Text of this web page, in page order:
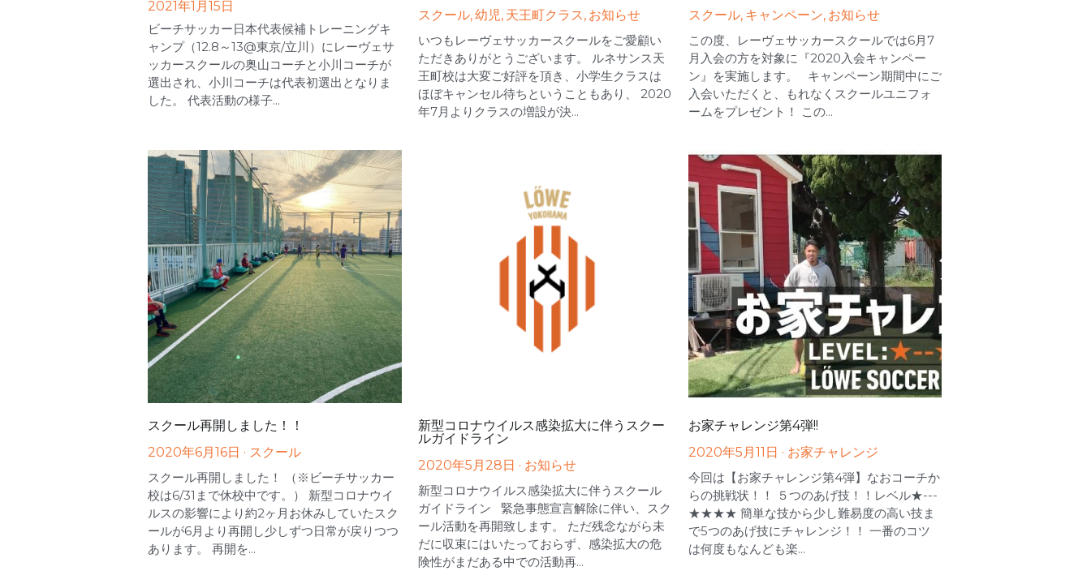
2021年1月15日
ビーチサッカー日本代表候補トレーニングキ
ャンプ（12.8～13@東京/立川）にレーヴェサ
ッカースクールの奥山コーチと小川コーチが
選出され、小川コーチは代表初選出となりま
した。 代表活動の様子...
スクール,幼児, 天王町クラス, お知らせ
いつもレーヴェサッカースクールをご愛顧い
ただきありがとうございます。 ルネサンス天
王町校は大変ご好評を頂き、小学生クラスは
ほぼキャンセル待ちということもあり、 2020
年7月よりクラスの増設が決...
スクール, キャンペーン, お知らせ
この度、レーヴェサッカースクールでは6月7
月入会の方を対象に『2020入会キャンペー
ン』を実施します。 キャンペーン期間中にご
入会いただくと、もれなくスクールユニフォ
ームをプレゼント！ この...
スクール再開しました！！
2020年6月16日 · スクール
スクール再開しました！ （※ビーチサッカー
校は6/31まで休校中です。） 新型コロナウイ
ルスの影響により約2ヶ月お休みしていたスク
ールが6月より再開し少しずつ日常が戻りつつ
あります。 再開を...
新型コロナウイルス感染拡大に伴うスクー
ルガイドライン
2020年5月28日 · お知らせ
新型コロナウイルス感染拡大に伴うスクール
ガイドライン 緊急事態宣言解除に伴い、スク
ール活動を再開致します。 ただ残念ながら未
だに収束にはいたっておらず、感染拡大の危
険性がまだある中での活動再...
お家チャレンジ第4弾!!
2020年5月11日 · お家チャレンジ
今回は【お家チャレンジ第4弾】なおコーチか
らの挑戦状！！ ５つのあげ技！！レベル★---
★★★★ 簡単な技から少し難易度の高い技ま
で5つのあげ技にチャレンジ！！ 一番のコツ
は何度もなんども楽...